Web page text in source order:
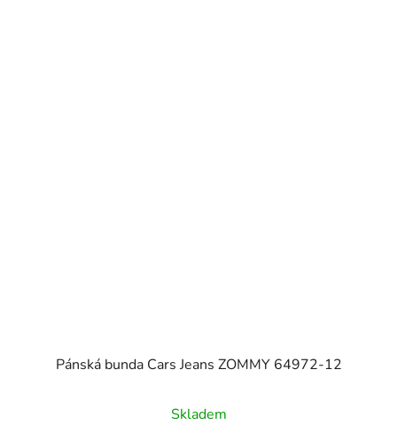
Pánská bunda Cars Jeans ZOMMY 64972-12
Skladem